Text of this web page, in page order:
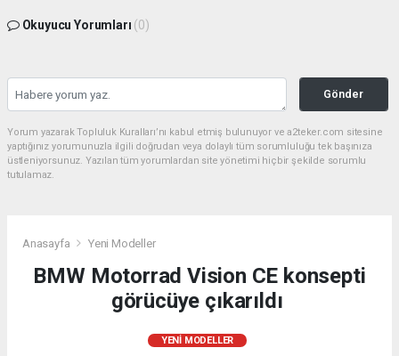
Okuyucu Yorumları (0)
Gönder
Yorum yazarak Topluluk Kuralları’nı kabul etmiş bulunuyor ve a2teker.com sitesine
yaptığınız yorumunuzla ilgili doğrudan veya dolaylı tüm sorumluluğu tek başınıza
üstleniyorsunuz. Yazılan tüm yorumlardan site yönetimi hiçbir şekilde sorumlu
tutulamaz.
Anasayfa Yeni Modeller
BMW Motorrad Vision CE konsepti
görücüye çıkarıldı
YENI MODELLER